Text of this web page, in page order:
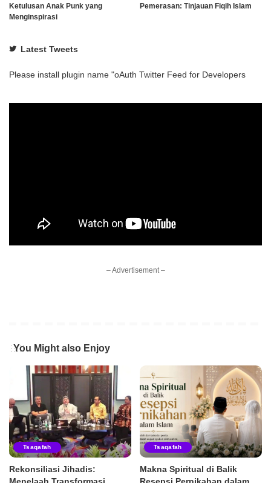
Ketulusan Anak Punk yang
Menginspirasi
Pemerasan: Tinjauan Fiqih Islam
Latest Tweets
Please install plugin name "oAuth Twitter Feed for Developers
– Advertisement –
You Might also Enjoy
Tsaqafah
Rekonsiliasi Jihadis:
Tsaqafah
Makna Spiritual di Balik